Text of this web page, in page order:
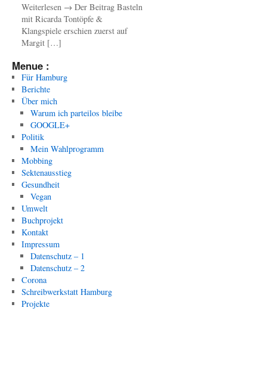
Weiterlesen → Der Beitrag Basteln
mit Ricarda Tontöpfe &
Klangspiele erschien zuerst auf
Margit […]
Menue :
Für Hamburg
Berichte
Über mich
Warum ich parteilos bleibe
GOOGLE+
Politik
Mein Wahlprogramm
Mobbing
Sektenausstieg
Gesundheit
Vegan
Umwelt
Buchprojekt
Kontakt
Impressum
Datenschutz – 1
Datenschutz – 2
Corona
Schreibwerkstatt Hamburg
Projekte